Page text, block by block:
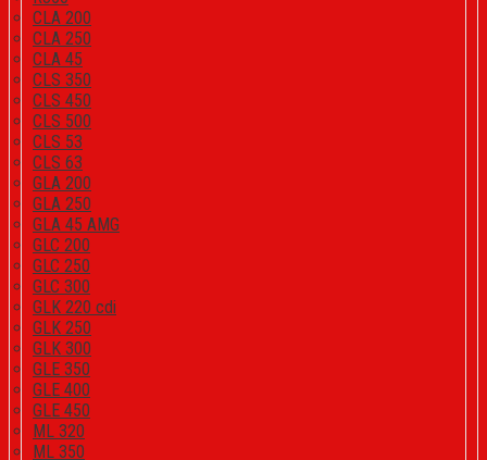
CLA 200
CLA 250
CLA 45
CLS 350
CLS 450
CLS 500
CLS 53
CLS 63
GLA 200
GLA 250
GLA 45 AMG
GLC 200
GLC 250
GLC 300
GLK 220 cdi
GLK 250
GLK 300
GLE 350
GLE 400
GLE 450
ML 320
ML 350